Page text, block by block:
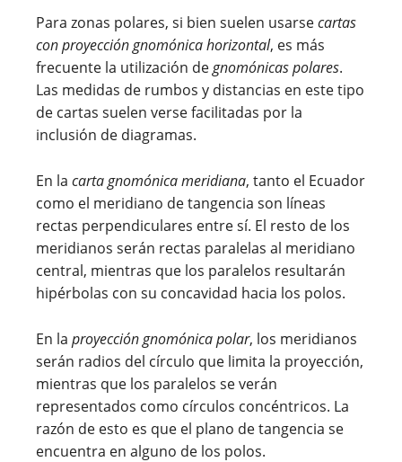
Para zonas polares, si bien suelen usarsecartas
con proyección gnomónica horizontal, es más
frecuente la utilización degnomónicas polares.
Las medidas de rumbos y distancias en este tipo
de cartas suelen verse facilitadas por la
inclusión de diagramas.
En la carta gnomónica meridiana, tanto el Ecuador
como el meridiano de tangencia son líneas
rectas perpendiculares entre sí. El resto de los
meridianos serán rectas paralelas al meridiano
central, mientras que los paralelos resultarán
hipérbolas con su concavidad hacia los polos.
En la proyección gnomónica polar, los meridianos
serán radios del círculo que limita la proyección,
mientras que los paralelos se verán
representados como círculos concéntricos. La
razón de esto es que el plano de tangencia se
encuentra en alguno de los polos.